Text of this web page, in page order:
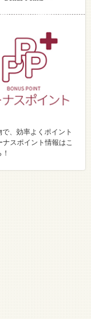
で、効率よくポイント
ナスポイント情報はこ